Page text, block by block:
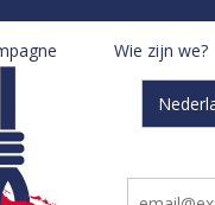
Wie zijn we?
Select